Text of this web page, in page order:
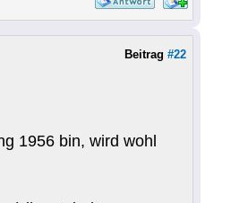
Beitrag #22
1956 bin, wird wohl